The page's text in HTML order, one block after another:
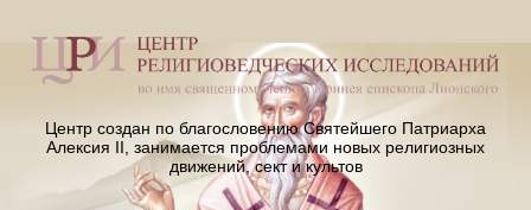
Центр создан по благословению Святейшего Патриарха
Алексия II, занимается проблемами новых религиозных
движений, сект и культов